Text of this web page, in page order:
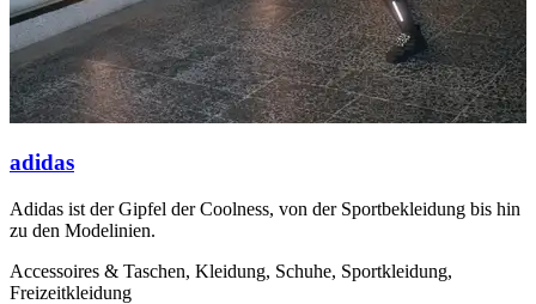
adidas
Adidas ist der Gipfel der Coolness, von der Sportbekleidung bis hin
zu den Modelinien.
Accessoires & Taschen, Kleidung, Schuhe, Sportkleidung,
Freizeitkleidung